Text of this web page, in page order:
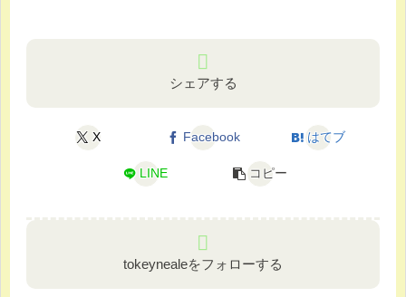
シェアする
X Facebook はてブ
LINE コピー
tokeynealeをフォローする